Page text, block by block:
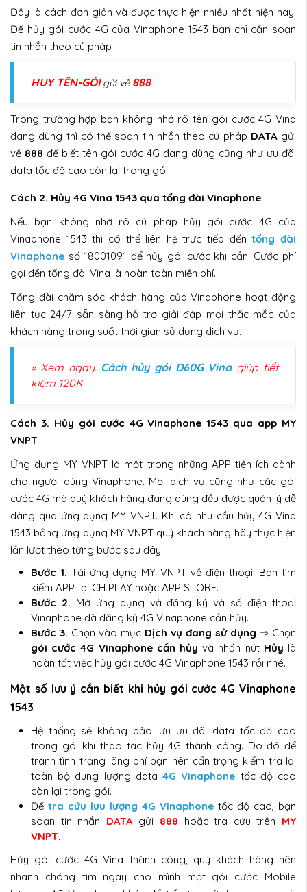
Đây là cách đơn giản và được thực hiện nhiều nhất hiện nay.
Để hủy gói cước 4G của Vinaphone 1543 bạn chỉ cần soạn
tin nhắn theo cú pháp
HUY TÊN-GÓIgửi về888
Trong trường hợp bạn không nhớ rõ tên gói cước 4G Vina
đang dùng thì có thể soạn tin nhắn theo cú pháp DATAgửi
về 888 để biết tên gói cước 4G đang dùng cũng như ưu đãi
data tốc độ cao còn lại trong gói.
Cách 2. Hủy 4G Vina 1543 qua tổng đài Vinaphone
Nếu bạn không nhớ rõ cú pháp hủy gói cước 4G của
Vinaphone 1543 thì có thể liên hệ trực tiếp đếntổng đài
Vinaphone số 18001091 để hủy gói cước khi cần. Cước phí
gọi đến tổng đài Vina là hoàn toàn miễn phí.
Tổng đài chăm sóc khách hàng của Vinaphone hoạt động
liên tục 24/7 sẵn sàng hỗ trợ giải đáp mọi thắc mắc của
khách hàng trong suốt thời gian sử dụng dịch vụ.
» Xem ngay: Cách hủy gói D60G Vinagiúp tiết
kiệm 120K
Cách 3. Hủy gói cước 4G Vinaphone 1543 qua app MY
VNPT
Ứng dụng MY VNPT là một trong những APP tiện ích dành
cho người dùng Vinaphone. Mọi dịch vụ cũng như các gói
cước 4G mà quý khách hàng đang dùng đều được quản lý dễ
dàng qua ứng dụng MY VNPT. Khi có nhu cầu hủy 4G Vina
1543 bằng ứng dụng MY VNPT quý khách hàng hãy thực hiện
lần lượt theo từng bước sau đây:
Bước 1.Tải ứng dụng MY VNPT về điện thoại. Bạn tìm
kiếm APP tại CH PLAY hoặc APP STORE.
Bước 2. Mở ứng dụng và đăng ký và số điện thoại
Vinaphone đã đăng ký 4G Vinaphone cần hủy.
Bước 3. Chọn vào mục Dịch vụ đang sử dụng ⇒ Chọn
gói cước 4G Vinaphone cần hủy và nhấn nút Hủy là
hoàn tất việc hủy gói cước 4G Vinaphone 1543 rồi nhé.
Một số lưu ý cần biết khi hủy gói cước 4G Vinaphone
1543
Hệ thống sẽ không bảo lưu ưu đãi data tốc độ cao
trong gói khi thao tác hủy 4G thành công. Do đó để
tránh tình trạng lãng phí bạn nên cẩn trọng kiểm tra lại
toàn bộ dung lượng data4G Vinaphone tốc độ cao
còn lại trong gói.
Để tra cứu lưu lượng 4G Vinaphone tốc độ cao, bạn
soạn tin nhắn DATAgửi 888 hoặc tra cứu trên MY
VNPT.
Hủy gói cước 4G Vina thành công, quý khách hàng nên
nhanh chóng tìm ngay cho mình một gói cước Mobile